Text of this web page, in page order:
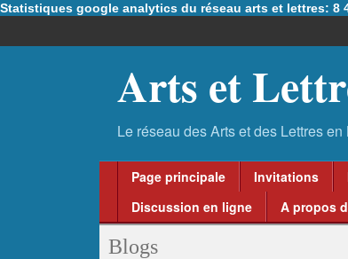
Statistiques google analytics du réseau arts et lettres: 8
Arts et
Page principale Invitations
Discussion en ligne
A propos
Blogs